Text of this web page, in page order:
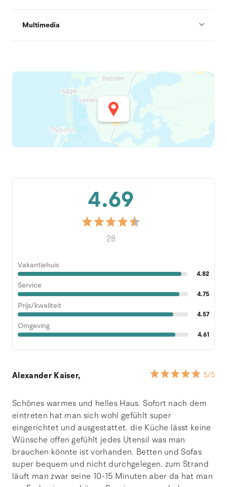
Multimedia
4.69
28
Vakantiehuis
4.82
Service
4.75
Prijs/kwaliteit
4.57
Omgeving
4.61
Alexander Kaiser, 5/5
Schönes warmes und helles Haus. Sofort nach dem
eintreten hat man sich wohl gefühlt super
eingerichtet und ausgestattet. die Küche lässt keine
Wünsche offen gefühlt jedes Utensil was man
brauchen könnte ist vorhanden. Betten und Sofas
super bequem und nicht durchgelegen. zum Strand
läuft man zwar seine 10-15 Minuten aber da hat man